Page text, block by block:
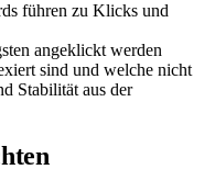
führen zu Klicks und
angeklickt werden
sind und welche nicht
Stabilität aus der